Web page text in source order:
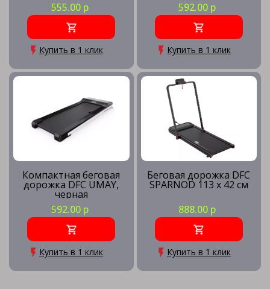
555.00 р
Купить в 1 клик
592.00 р
Купить в 1 клик
Компактная беговая
дорожка DFC UMAY,
черная
592.00 р
Купить в 1 клик
Беговая дорожка DFC
SPARNOD 113 x 42 см
888.00 р
Купить в 1 клик